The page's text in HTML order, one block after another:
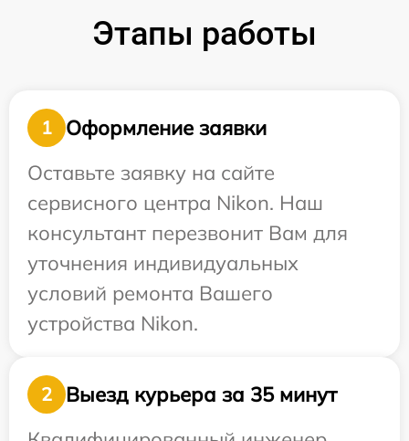
Этапы работы
1
Оформление заявки
Оставьте заявку на сайте
сервисного центра Nikon. Наш
консультант перезвонит Вам для
уточнения индивидуальных
условий ремонта Вашего
устройства Nikon.
2
Выезд курьера за 35 минут